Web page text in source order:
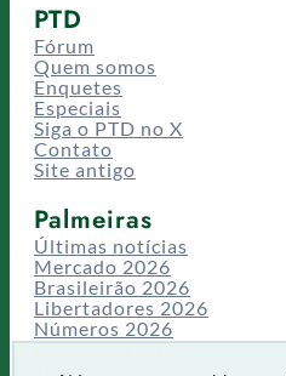
PTD
Fórum
Quem somos
Enquetes
Especiais
Siga o PTD no X
Contato
Site antigo
Palmeiras
Últimas notícias
Mercado 2026
Brasileirão 2026
Libertadores 2026
Números 2026
Campeonatos
Temporadas